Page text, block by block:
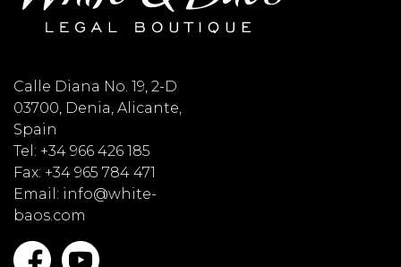
Calle Diana No. 19, 2-D
03700, Denia, Alicante,
Spain
Tel: +34 966 426 185
Fax: +34 965 784 471
Email: info@white-
baos.com